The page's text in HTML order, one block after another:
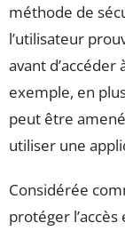
méthode de
l’utilisateur
avant
exemple, en
peut être
utiliser une
Considérée
protéger